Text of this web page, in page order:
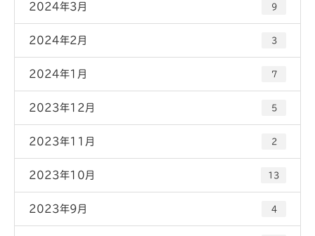
2024年3月 9
2024年2月 3
2024年1月 7
2023年12月 5
2023年11月 2
2023年10月 13
2023年9月 4